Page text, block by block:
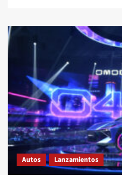
Autos Lanzamientos